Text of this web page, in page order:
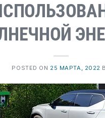
POSTED ON 25 МАРТА, 2022